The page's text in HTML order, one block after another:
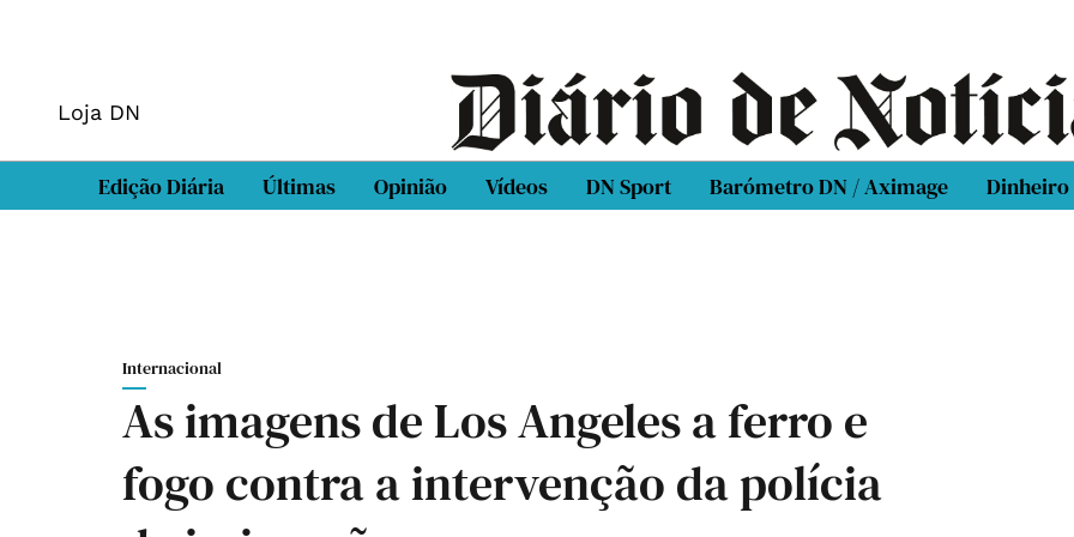
Loja DN
Edição Diária Últimas Opinião Vídeos DN Sport Barómetro DN / Aximage Dinheiro
Internacional
As imagens de Los Angeles a ferro e
fogo contra a intervenção da polícia